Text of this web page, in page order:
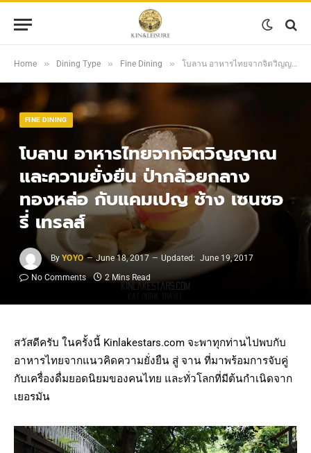
Home » Dining Type » Fine Dining » โบลาน อาหารไทยจากจิตวิญญาณและความยั่งยืน ป่ากล้วยกลางทองหล่อ กับแคมเปญ ช้าง เซนซอรี่ เทรลส์
FINE DINING
โบลาน อาหารไทยจากจิตวิญญาณ
และความยั่งยืน ป่ากล้วยกลาง
ทองหล่อ กับแคมเปญ ช้าง เซนซอ
รี่ เทรลส์
By YOYO June 18, 2017 Updated: June 19, 2017
No Comments
2 Mins Read
สวัสดีครับ ในครั้งนี้ Kinlakestars.com จะพาทุกท่านไปพบกับ
อาหารไทยจากแนวคิดความยั่งยืน สู่ จาน ที่มาพร้อมการจับคู่
กับเครื่องดื่มยอดนิยมของคนไทย และทั่วโลกที่มีต้นกำเนิดจาก
เยอรมัน